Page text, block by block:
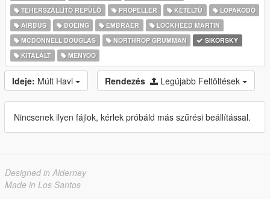
TEHERSZÁLLÍTÓ REPÜLŐ
PROPELLER KÉTÉLTŰ
LOPAKODÓ
AIRBUS
BOEING EMBRAER
LOCKHEED MARTIN
MCDONNELL DOUGLAS
NORTHROP GRUMMAN
SIKORSKY
KITALÁLT
MENYOO
Ideje: Múlt Havi Rendezés Legújabb Feltöltések
Nincsenek ilyen fájlok, kérlek próbáld más szűrési beállítással.
Designed in Alderney
Made in Los Santos